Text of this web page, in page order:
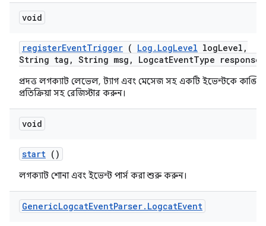
void
registerEventTrigger ( Log . LogLevel logLevel ,
String tag , String msg , LogcatEventType response)
প্রদত্ত লগক্যাট লেভেল, ট্যাগ এবং মেসেজ সহ একটি ইভেন্টকে
প্রতিক্রিয়া সহ রেজিস্টার করুন।
void
start ()
লগক্যাট শোনা এবং ইভেন্ট পার্স করা শুরু করুন।
GenericLogcatEventParser. LogcatEvent